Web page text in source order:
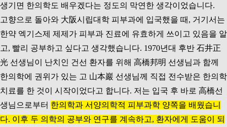
생기면 한의학도 배우겠다는 정도의 막연한 생각이었습니다.
고향으로 돌아와 大阪시립대학 피부과에 입국했을 때, 거기서는
한약 엑기스제 제제가 피부과 진료에 유효하게 쓰이고 있음을 알
고, 빨리 공부하고 싶다고 생각했습니다. 1970년대 후반 石井正
光 선생님이 난치인 건선 환자를 위해 高橋邦明 선생님과 함께
한의학에 권위가 있는 고 山本巖 선생님께 직접 전수받은 한의학
치료를 한 것이 시작이었다고 합니다. 저는 입국 후 바로 高橋선
생님으로부터 한의학과 서양의학적 피부과학 양쪽을 배웠습니
다. 이후 두 의학의 공부와 연구를 계속하고, 환자에게 도움이 되